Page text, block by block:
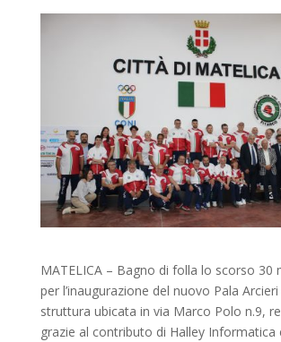
MATELICA – Bagno di folla lo scorso 30
per l’inaugurazione del nuovo Pala
struttura ubicata in via Marco Polo n.9,
grazie al contributo di Halley Informatica